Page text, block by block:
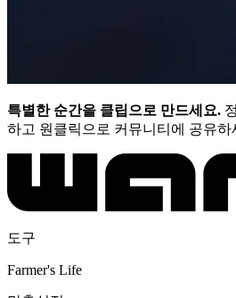
특별한 순간을 클립으로 만드세요.
하고 원클릭으로 커뮤니티에 공유하
도구
Farmer's Life